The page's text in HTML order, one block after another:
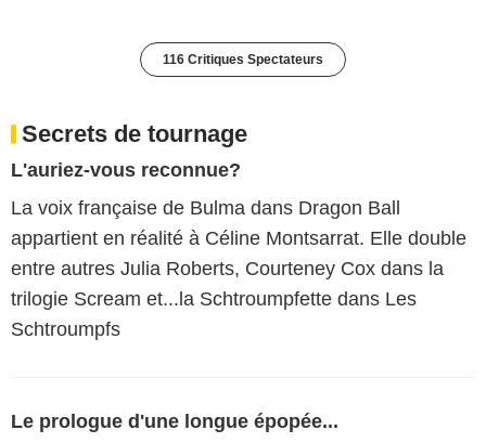
116 Critiques Spectateurs
Secrets de tournage
L'auriez-vous reconnue?
La voix française de Bulma dans Dragon Ball
appartient en réalité à Céline Montsarrat. Elle double
entre autres Julia Roberts, Courteney Cox dans la
trilogie Scream et...la Schtroumpfette dans Les
Schtroumpfs
Le prologue d'une longue épopée...